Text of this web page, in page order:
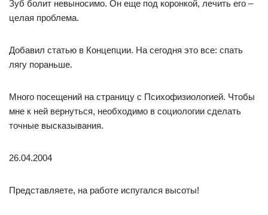
Зуб болит невыносимо. Он еще под коронкой, лечить его –
целая проблема.
Добавил статью в Концепции. На сегодня это все: спать
лягу пораньше.
Много посещений на страницу с Психофизиологией. Чтобы
мне к ней вернуться, необходимо в социологии сделать
точные высказывания.
26.04.2004
Представляете, на работе испугался высоты!